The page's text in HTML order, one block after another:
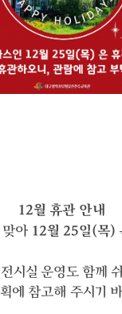
12월 휴관 안내
아 12월 25일(목)
시실 운영도 함께
에 참고해 주시기